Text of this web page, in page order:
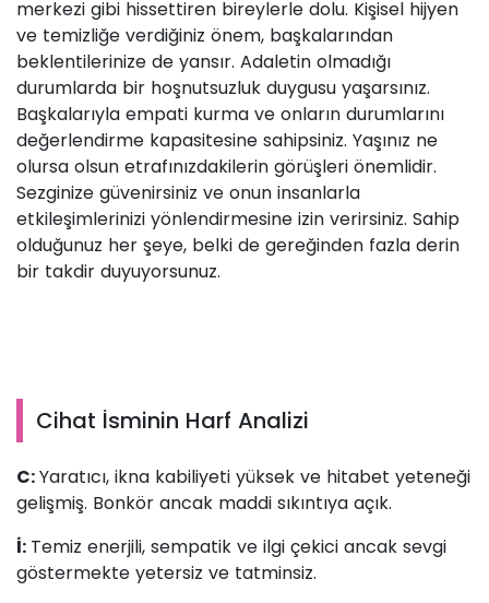
merkezi gibi hissettiren bireylerle dolu. Kişisel hijyen
ve temizliğe verdiğiniz önem, başkalarından
beklentilerinize de yansır. Adaletin olmadığı
durumlarda bir hoşnutsuzluk duygusu yaşarsınız.
Başkalarıyla empati kurma ve onların durumlarını
değerlendirme kapasitesine sahipsiniz. Yaşınız ne
olursa olsun etrafınızdakilerin görüşleri önemlidir.
Sezginize güvenirsiniz ve onun insanlarla
etkileşimlerinizi yönlendirmesine izin verirsiniz. Sahip
olduğunuz her şeye, belki de gereğinden fazla derin
bir takdir duyuyorsunuz.
Cihat İsminin Harf Analizi
C:Yaratıcı, ikna kabiliyeti yüksek ve hitabet yeteneği
gelişmiş. Bonkör ancak maddi sıkıntıya açık.
İ: Temiz enerjili, sempatik ve ilgi çekici ancak sevgi
göstermekte yetersiz ve tatminsiz.